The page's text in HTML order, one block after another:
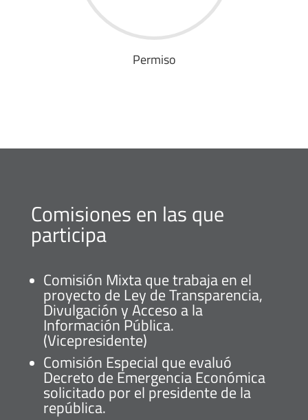
Permiso
Comisiones en las que
participa
Comisión Mixta que trabaja en el
proyecto de Ley de Transparencia,
Divulgación y Acceso a la
Información Pública.
(Vicepresidente)
Comisión Especial que evaluó
Decreto de Emergencia Económica
solicitado por el presidente de la
república.